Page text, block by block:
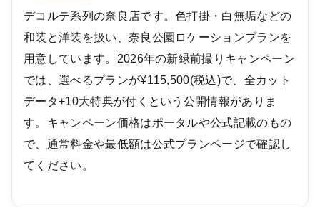
デコルテ系列の奈良店です。色打掛・白無垢などの
和装と洋装を扱い、奈良公園ロケーションプランを
用意しています。2026年の新緑前撮りキャンペーン
では、選べるプランが¥115,500(税込)で、全カット
データ+10大特典が付くという公開情報がありま
す。キャンペーン価格はポータルや公式記載のもの
で、通常料金や最低額は公式プランページで確認し
てください。